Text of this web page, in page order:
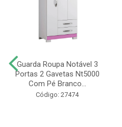
Guarda Roupa Notável 3
Portas 2 Gavetas Nt5000
Com Pé Branco...
Código: 27474